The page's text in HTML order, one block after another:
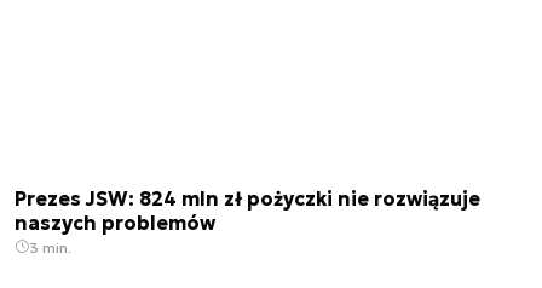
Prezes JSW: 824 mln zł pożyczki nie rozwiązuje
naszych problemów
3 min.